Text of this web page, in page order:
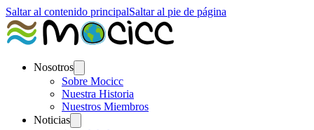
Saltar al contenido principalSaltar al pie de página
Nosotros
Sobre Mocicc
Nuestra Historia
Nuestros Miembros
Noticias